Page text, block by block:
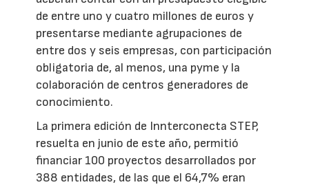
de entre uno y cuatro millones de euros y
presentarse mediante agrupaciones de
entre dos y seis empresas, con participación
obligatoria de, al menos, una pyme y la
colaboración de centros generadores de
conocimiento.
La primera edición de Innterconecta STEP,
resuelta en junio de este año, permitió
financiar 100 proyectos desarrollados por
388 entidades, de las que el 64,7% eran